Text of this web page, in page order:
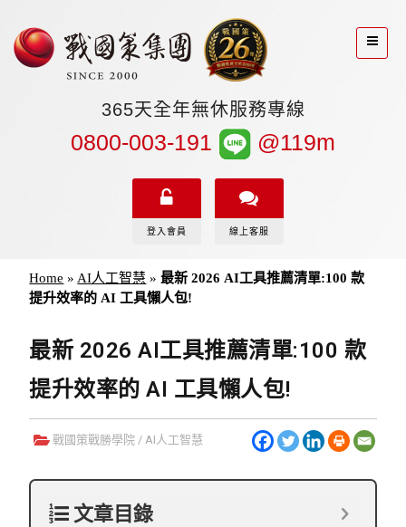
365天全年無休服務專線
0800-003-191 @119m
登入會員 線上客服
Home »AI人工智慧 »最新 2026 AI工具推薦清單:100 款
提升效率的 AI 工具懶人包!
最新 2026 AI工具推薦清單:100 款
提升效率的 AI 工具懶人包!
戰國策戰勝學院 /AI人工智慧
文章目錄